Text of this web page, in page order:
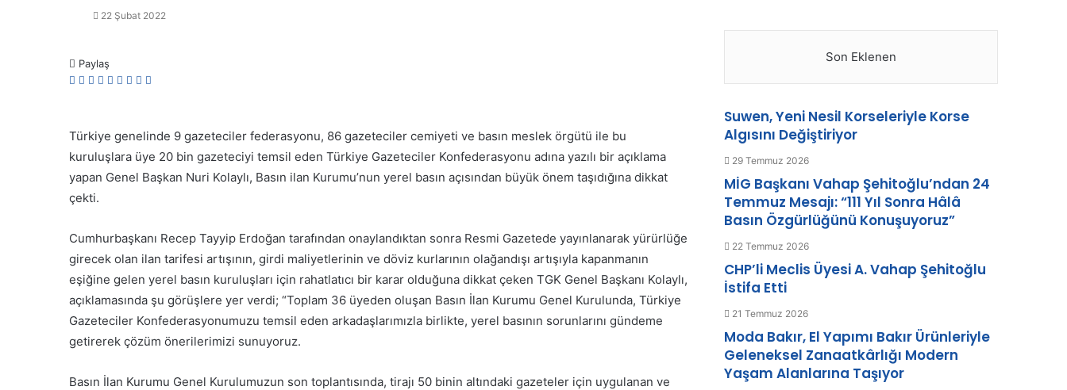
22 Şubat 2022
Paylaş
Facebook
Twitter
LinkedIn
Messenger
Messenger
WhatsApp
Telegram
E-
paylaş
Türkiye genelinde 9 gazeteciler federasyonu, 86 gazeteciler cemiyeti ve basın meslek örgütü ile bu
kuruluşlara üye 20 bin gazeteciyi temsil eden Türkiye Gazeteciler Konfederasyonu adına yazılı bir açıklama
yapan Genel Başkan Nuri Kolaylı, Basın ilan Kurumu’nun yerel basın açısından büyük önem taşıdığına dikkat
çekti.
Cumhurbaşkanı Recep Tayyip Erdoğan tarafından onaylandıktan sonra Resmi Gazetede yayınlanarak yürürlüğe
girecek olan ilan tarifesi artışının, girdi maliyetlerinin ve döviz kurlarının olağandışı artışıyla kapanmanın
eşiğine gelen yerel basın kuruluşları için rahatlatıcı bir karar olduğuna dikkat çeken TGK Genel Başkanı Kolaylı,
açıklamasında şu görüşlere yer verdi; “Toplam 36 üyeden oluşan Basın İlan Kurumu Genel Kurulunda, Türkiye
Gazeteciler Konfederasyonumuzu temsil eden arkadaşlarımızla birlikte, yerel basının sorunlarını gündeme
getirerek çözüm önerilerimizi sunuyoruz.
Basın İlan Kurumu Genel Kurulumuzun son toplantısında, tirajı 50 binin altındaki gazeteler için uygulanan ve
Son Eklenen
Suwen, Yeni Nesil Korseleriyle Korse
Algısını Değiştiriyor
29 Temmuz 2026
MİG Başkanı Vahap Şehitoğlu’ndan 24
Temmuz Mesajı: “111 Yıl Sonra Hâlâ
Basın Özgürlüğünü Konuşuyoruz”
22 Temmuz 2026
CHP’li Meclis Üyesi A. Vahap Şehitoğlu
İstifa Etti
21 Temmuz 2026
Moda Bakır, El Yapımı Bakır Ürünleriyle
Geleneksel Zanaatkârlığı Modern
Yaşam Alanlarına Taşıyor